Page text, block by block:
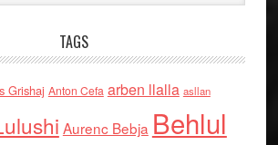
TAGS
Grishaj Anton Cefa arben llalla asllan
Aurenc Bebja Behlul